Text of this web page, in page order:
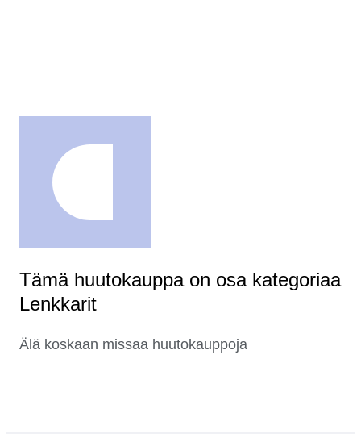
Tämä huutokauppa on osa kategoriaa
Lenkkarit
Älä koskaan missaa huutokauppoja